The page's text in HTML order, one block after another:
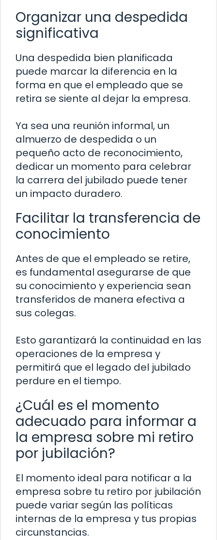
Organizar una despedida
significativa
Una despedida bien planificada
puede marcar la diferencia en la
forma en que el empleado que se
retira se siente al dejar la empresa.
Ya sea una reunión informal, un
almuerzo de despedida o un
pequeño acto de reconocimiento,
dedicar un momento para celebrar
la carrera del jubilado puede tener
un impacto duradero.
Facilitar la transferencia de
conocimiento
Antes de que el empleado se retire,
es fundamental asegurarse de que
su conocimiento y experiencia sean
transferidos de manera efectiva a
sus colegas.
Esto garantizará la continuidad en las
operaciones de la empresa y
permitirá que el legado del jubilado
perdure en el tiempo.
¿Cuál es el momento
adecuado para informar a
la empresa sobre mi retiro
por jubilación?
El momento ideal para notificar a la
empresa sobre tu retiro por jubilación
puede variar según las políticas
internas de la empresa y tus propias
circunstancias.